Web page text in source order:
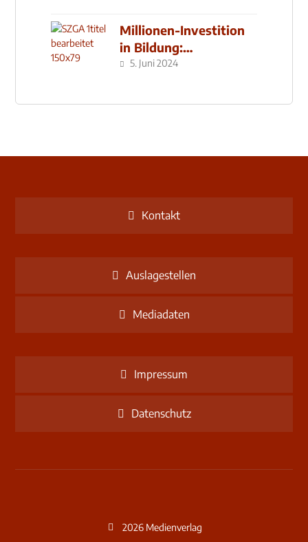
Millionen-Investition
in Bildung:
Schulzentrum-Neubau
5. Juni 2024
Kontakt
Auslagestellen
Mediadaten
Impressum
Datenschutz
2026 Medienverlag